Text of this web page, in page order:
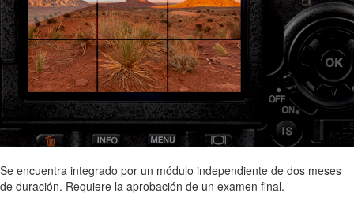
Se encuentra integrado por un módulo independiente de dos meses
de duración. Requiere la aprobación de un examen final.